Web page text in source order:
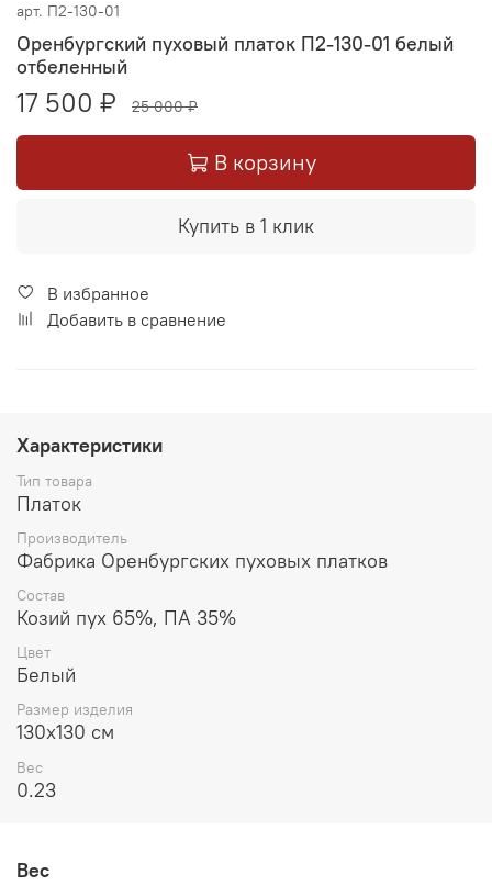
арт. П2-130-01
Оренбургский пуховый платок П2-130-01 белый
отбеленный
17 500 ₽ 25 000 ₽
В корзину
Купить в 1 клик
В избранное
Добавить в сравнение
Характеристики
Тип товара
Платок
Производитель
Фабрика Оренбургских пуховых платков
Состав
Козий пух 65%, ПА 35%
Цвет
Белый
Размер изделия
130x130 см
Вес
0.23
Вес